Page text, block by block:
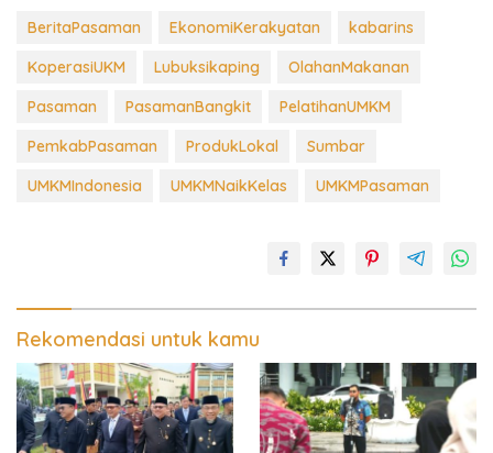
BeritaPasaman EkonomiKerakyatan
kabarins
KoperasiUKM
Lubuksikaping
OlahanMakanan
Pasaman
PasamanBangkit
PelatihanUMKM
PemkabPasaman
ProdukLokal
Sumbar
UMKMIndonesia
UMKMNaikKelas UMKMPasaman
Rekomendasi untuk kamu